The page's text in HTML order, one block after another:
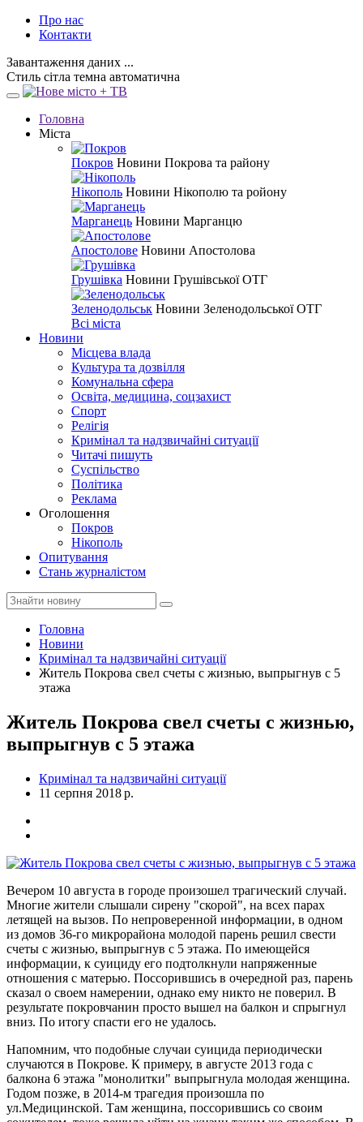
Про нас
Контакти
Завантаження даних ...
Стиль сітла темна автоматична
Головна
Міста
Покров Новини Покрова та району
Нікополь Новини Нікополю та ройону
Марганець Новини Марганцю
Апостолове Новини Апостолова
Грушівка Новини Грушівської ОТГ
Зеленодольськ Новини Зеленодольської ОТГ
Всі міста
Новини
Місцева влада
Культура та дозвілля
Комунальна сфера
Освіта, медицина, соцзахист
Спорт
Релігія
Кримінал та надзвичайні ситуації
Читачі пишуть
Суспільство
Політика
Реклама
Оголошення
Покров
Нікополь
Опитування
Стань журналістом
Головна
Новини
Кримінал та надзвичайні ситуації
Житель Покрова свел счеты с жизнью, выпрыгнув с 5
этажа
Житель Покрова свел счеты с жизнью,
выпрыгнув с 5 этажа
Кримінал та надзвичайні ситуації
11 серпня 2018 р.
Вечером 10 августа в городе произошел трагический случай.
Многие жители слышали сирену "скорой", на всех парах
летящей на вызов. По непроверенной информации, в одном
из домов 36-го микрорайона молодой парень решил свести
счеты с жизнью, выпрыгнув с 5 этажа. По имеющейся
информации, к суициду его подтолкнули напряженные
отношения с матерью. Поссорившись в очередной раз, парень
сказал о своем намерении, однако ему никто не поверил. В
результате покровчанин просто вышел на балкон и спрыгнул
вниз. По итогу спасти его не удалось.
Напомним, что подобные случаи суицида периодически
случаются в Покрове. К примеру, в августе 2013 года с
балкона 6 этажа "монолитки" выпрыгнула молодая женщина.
Годом позже, в 2014-м трагедия произошла по
ул.Медицинской. Там женщина, поссорившись со своим